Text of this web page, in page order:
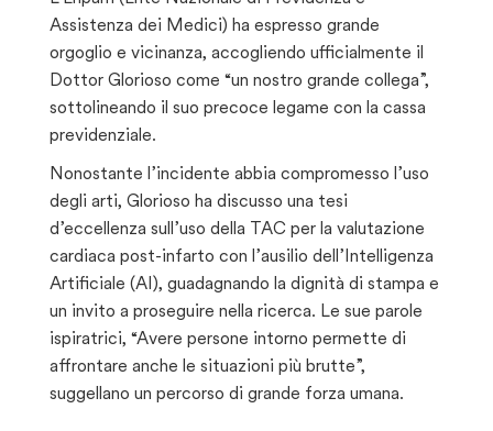
Assistenza dei Medici) ha espresso grande
orgoglio e vicinanza, accogliendo ufficialmente il
Dottor Glorioso come “un nostro grande collega”,
sottolineando il suo precoce legame con la cassa
previdenziale.
Nonostante l’incidente abbia compromesso l’uso
degli arti, Glorioso ha discusso una tesi
d’eccellenza sull’uso della TAC per la valutazione
cardiaca post-infarto con l’ausilio dell’Intelligenza
Artificiale (AI), guadagnando la dignità di stampa e
un invito a proseguire nella ricerca. Le sue parole
ispiratrici, “Avere persone intorno permette di
affrontare anche le situazioni più brutte”,
suggellano un percorso di grande forza umana.